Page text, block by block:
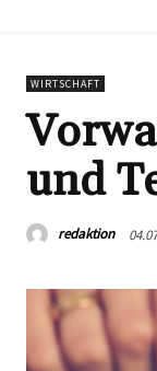
WIRTSCHAFT
und
redaktion